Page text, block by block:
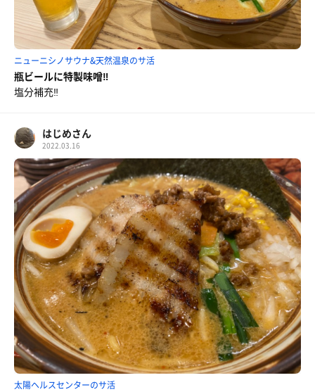
ニューニシノサウナ&天然温泉のサ活
瓶ビールに特製味噌‼️
塩分補充‼️
はじめさん
2022.03.16
太陽ヘルスセンターのサ活